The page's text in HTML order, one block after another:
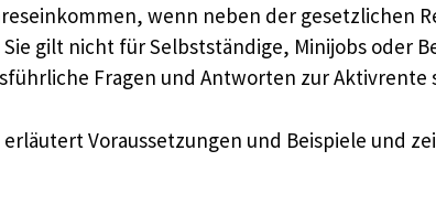
wenn neben der gesetzlichen
gilt nicht für Selbstständige, Minijobs oder
Fragen und Antworten zur
Voraussetzungen und Beispiele und